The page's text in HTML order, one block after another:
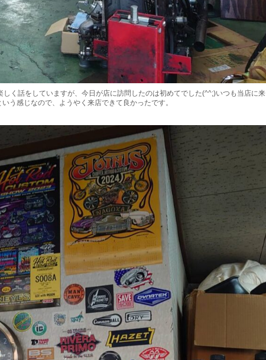
く話をしていますが、今日が店に訪問したのは初めてでした(^^;)いつも当店に来
う感じなので、ようやく来店できて良かったです。